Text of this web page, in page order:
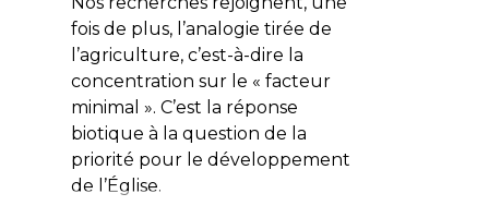
fois de plus, l’analogie tirée de
l’agriculture, c’est-à-dire la
concentration sur le « facteur
minimal ». C’est la réponse
biotique à la question de la
priorité pour le développement
de l’Église.